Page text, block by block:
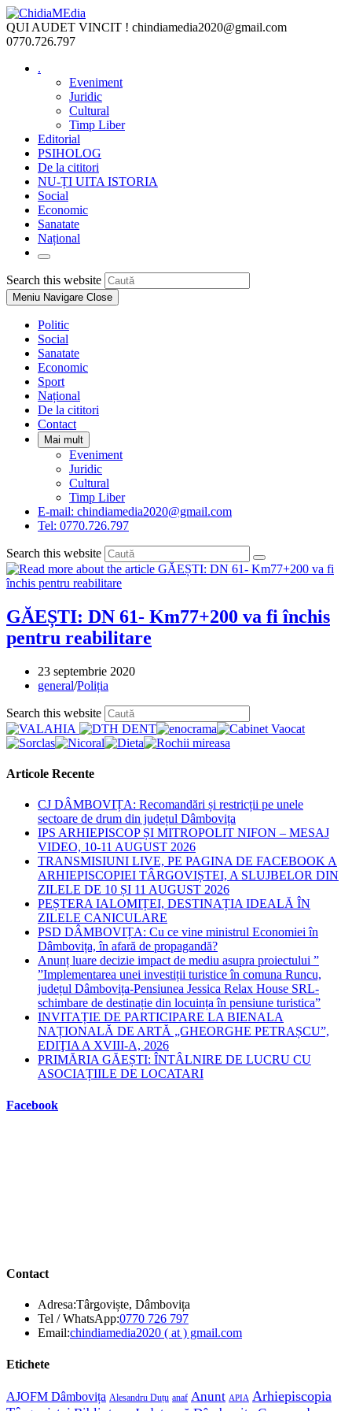
Skip
to
content
QUI AUDET VINCIT ! chindiamedia2020@gmail.com
0770.726.797
.
Eveniment
Juridic
Cultural
Timp Liber
Editorial
PSIHOLOG
De la cititori
NU-ȚI UITA ISTORIA
Social
Economic
Sanatate
Național
Toggle
website
search
Search this website
Escape
Meniu Navigare Close
Politic
Social
Sanatate
Economic
Sport
Național
De la cititori
Contact
Mai mult
Eveniment
Juridic
Cultural
Timp Liber
E-mail: chindiamedia2020@gmail.com
Tel: 0770.726.797
Search this website
GĂEȘTI: DN 61- Km77+200 va fi închis
pentru reabilitare
Post
published:
23 septembrie 2020
Post
general/Poliția
Search this website
Escape
Articole Recente
CJ DÂMBOVIȚA: Recomandări și restricții pe unele
sectoare de drum din județul Dâmbovița
IPS ARHIEPISCOP ȘI MITROPOLIT NIFON – MESAJ
VIDEO, 10-11 AUGUST 2026
TRANSMISIUNI LIVE, PE PAGINA DE FACEBOOK A
ARHIEPISCOPIEI TÂRGOVIȘTEI, A SLUJBELOR DIN
ZILELE DE 10 ȘI 11 AUGUST 2026
PEȘTERA IALOMIȚEI, DESTINAȚIA IDEALĂ ÎN
ZILELE CANICULARE
PSD DÂMBOVIȚA: Cu ce vine ministrul Economiei în
Dâmbovița, în afară de propagandă?
Anunț luare decizie impact de mediu asupra proiectului ”
”Implementarea unei investiții turistice în comuna Runcu,
județul Dâmbovița-Pensiunea Jessica Relax House SRL-
schimbare de destinație din locuința în pensiune turistica”
INVITAȚIE DE PARTICIPARE LA BIENALA
NAȚIONALĂ DE ARTĂ „GHEORGHE PETRAȘCU”,
EDIŢIA A XVIII-A, 2026
PRIMĂRIA GĂEȘTI: ÎNTÂLNIRE DE LUCRU CU
ASOCIAȚIILE DE LOCATARI
Facebook
Contact
Adresa:Târgoviște, Dâmbovița
Tel / WhatsApp:0770 726 797Opens
in
Email:chindiamedia2020 ( at ) gmail.comOpens
Etichete
AJOFM Dâmbovița Alesandru Duțu anaf Anunt APIA Arhiepiscopia